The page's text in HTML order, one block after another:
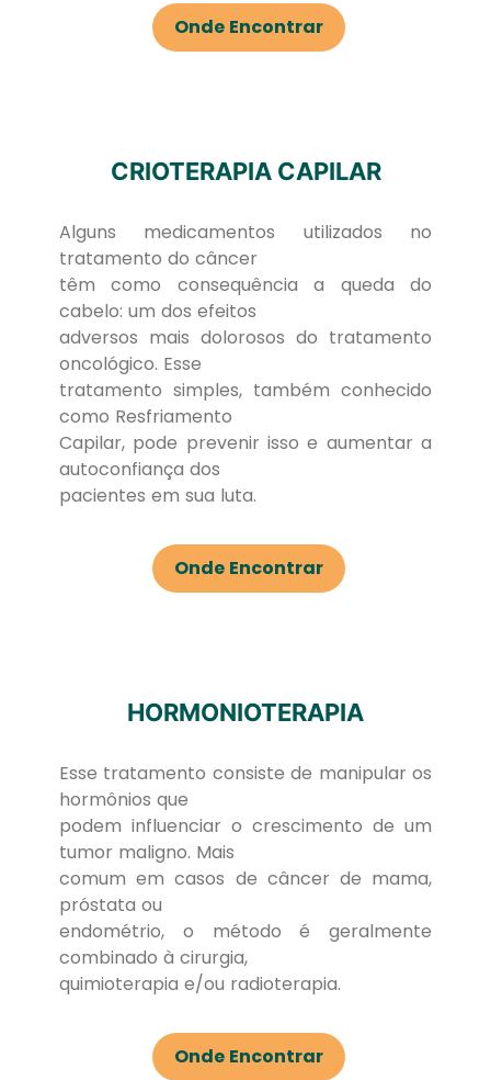
Onde Encontrar
CRIOTERAPIA CAPILAR
Alguns medicamentos utilizados no
tratamento do câncer
têm como consequência a queda do
cabelo: um dos efeitos
adversos mais dolorosos do tratamento
oncológico. Esse
tratamento simples, também conhecido
como Resfriamento
Capilar, pode prevenir isso e aumentar a
autoconfiança dos
pacientes em sua luta.
Onde Encontrar
HORMONIOTERAPIA
Esse tratamento consiste de manipular os
hormônios que
podem influenciar o crescimento de um
tumor maligno. Mais
comum em casos de câncer de mama,
próstata ou
endométrio, o método é geralmente
combinado à cirurgia,
quimioterapia e/ou radioterapia.
Onde Encontrar